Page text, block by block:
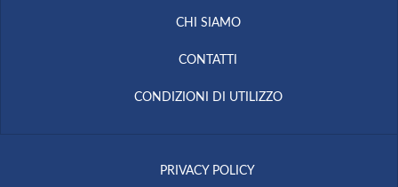
CHI SIAMO
CONTATTI
CONDIZIONI DI UTILIZZO
PRIVACY POLICY